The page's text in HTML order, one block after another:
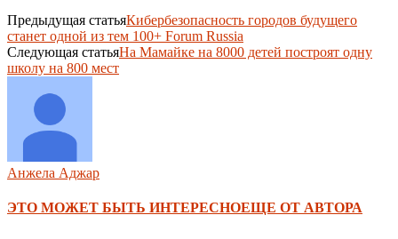
Предыдущая статьяКибербезопасность городов будущего
станет одной из тем 100+ Forum Russia
Следующая статьяНа Мамайке на 8000 детей построят одну
школу на 800 мест
Анжела Аджар
ЭТО МОЖЕТ БЫТЬ ИНТЕРЕСНОЕЩЕ ОТ АВТОРА